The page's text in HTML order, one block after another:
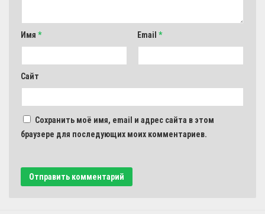
Имя * Email *
Сайт
Сохранить моё имя, email и адрес сайта в этом
браузере для последующих моих комментариев.